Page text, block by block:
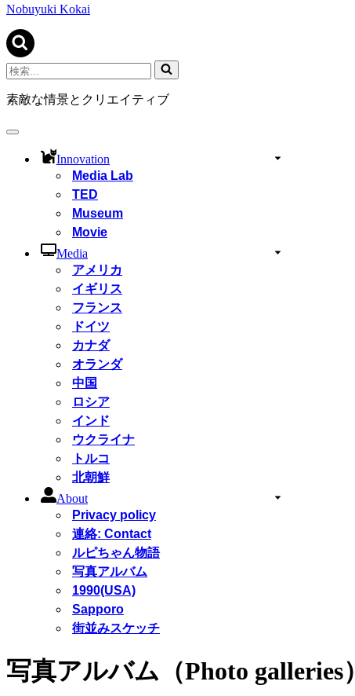
ゲ
シ
ョ
ン
メ
ニ
ュ
Nobuyuki Kokai
検
索...
素敵な情景とクリエイティブ
ナ
Innovation
Media Lab
TED
Museum
Movie
Media
アメリカ
イギリス
フランス
ドイツ
カナダ
オランダ
中国
ロシア
インド
ウクライナ
トルコ
北朝鮮
About
Privacy policy
連絡: Contact
ルピちゃん物語
写真アルバム
1990(USA)
Sapporo
街並みスケッチ
写真アルバム（Photo galleries）